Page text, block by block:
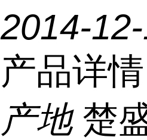
2014-
产品详情
产地 楚